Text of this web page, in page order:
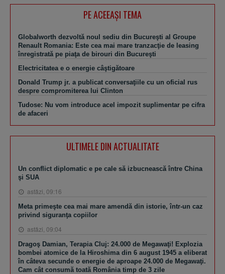
PE ACEEAŞI TEMA
Globalworth dezvoltă noul sediu din Bucureşti al Groupe
Renault Romania: Este cea mai mare tranzacţie de leasing
înregistrată pe piaţa de birouri din Bucureşti
Electricitatea e o energie câştigătoare
Donald Trump jr. a publicat conversaţiile cu un oficial rus
despre compromiterea lui Clinton
Tudose: Nu vom introduce acel impozit suplimentar pe cifra
de afaceri
ULTIMELE DIN ACTUALITATE
Un conflict diplomatic e pe cale să izbucnească între China
şi SUA
astăzi, 09:16
Meta primeşte cea mai mare amendă din istorie, într-un caz
privind siguranţa copiilor
astăzi, 09:04
Dragoş Damian, Terapia Cluj: 24.000 de Megawaţi! Explozia
bombei atomice de la Hiroshima din 6 august 1945 a eliberat
în câteva secunde o energie de aproape 24.000 de Megawaţi.
Cam cât consumă toată România timp de 3 zile